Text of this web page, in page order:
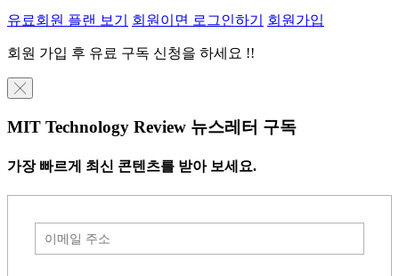
유료회원 플랜 보기 회원이면 로그인하기 회원가입
회원 가입 후 유료 구독 신청을 하세요 !!
╳
MIT Technology Review 뉴스레터 구독
가장 빠르게 최신 콘텐츠를 받아 보세요.